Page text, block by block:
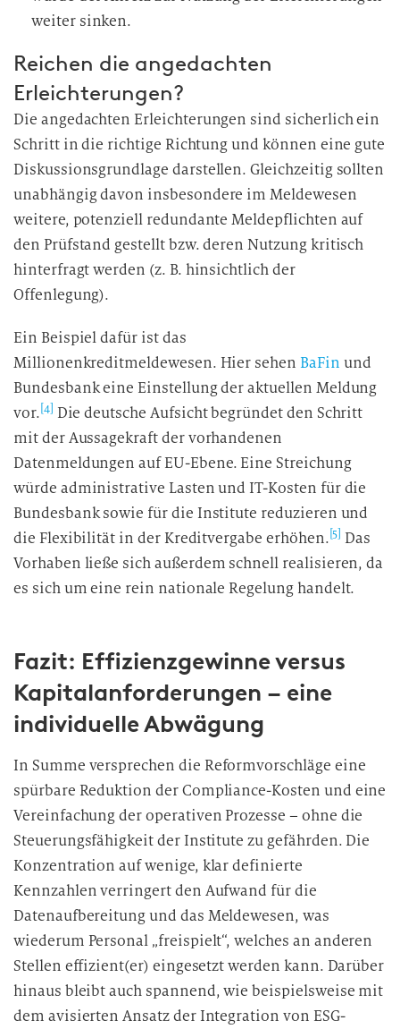
weiter sinken.
Reichen die angedachten
Erleichterungen?
Die angedachten Erleichterungen sind sicherlich ein
Schritt in die richtige Richtung und können eine gute
Diskussionsgrundlage darstellen. Gleichzeitig sollten
unabhängig davon insbesondere im Meldewesen
weitere, potenziell redundante Meldepflichten auf
den Prüfstand gestellt bzw. deren Nutzung kritisch
hinterfragt werden (z. B. hinsichtlich der
Offenlegung).
Ein Beispiel dafür ist das
Millionenkreditmeldewesen. Hier sehen BaFin und
Bundesbank eine Einstellung der aktuellen Meldung
vor. [4] Die deutsche Aufsicht begründet den Schritt
mit der Aussagekraft der vorhandenen
Datenmeldungen auf EU-Ebene. Eine Streichung
würde administrative Lasten und IT-Kosten für die
Bundesbank sowie für die Institute reduzieren und
die Flexibilität in der Kreditvergabe erhöhen. [5] Das
Vorhaben ließe sich außerdem schnell realisieren, da
es sich um eine rein nationale Regelung handelt.
Fazit: Effizienzgewinne versus
Kapitalanforderungen – eine
individuelle Abwägung
In Summe versprechen die Reformvorschläge eine
spürbare Reduktion der Compliance-Kosten und eine
Vereinfachung der operativen Prozesse – ohne die
Steuerungsfähigkeit der Institute zu gefährden. Die
Konzentration auf wenige, klar definierte
Kennzahlen verringert den Aufwand für die
Datenaufbereitung und das Meldewesen, was
wiederum Personal „freispielt“, welches an anderen
Stellen effizient(er) eingesetzt werden kann. Darüber
hinaus bleibt auch spannend, wie beispielsweise mit
dem avisierten Ansatz der Integration von ESG-